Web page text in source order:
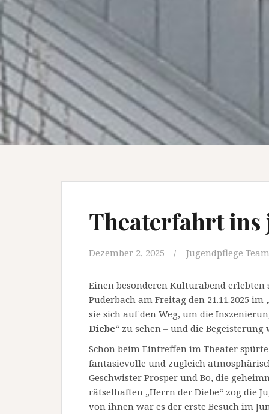
Theaterfahrt ins
Dezember 2, 2025 Jugendpflege Team
Einen besonderen Kulturabend erlebten
Puderbach am Freitag den 21.11.2025
sie sich auf den Weg, um die
Diebe“ zu sehen – und die Begeisterung
Schon beim Eintreffen im Theater
fantasievolle und zugleich
Geschwister Prosper und Bo, die
rätselhaften „Herrn der Diebe“ zog die
von ihnen war es der erste Besuch im